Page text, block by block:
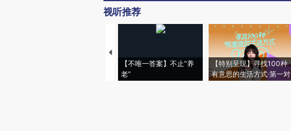
视听推荐
【不唯一答案】不止“养
老”
【特别呈现】寻找100种
有意思的生活方式·第一对